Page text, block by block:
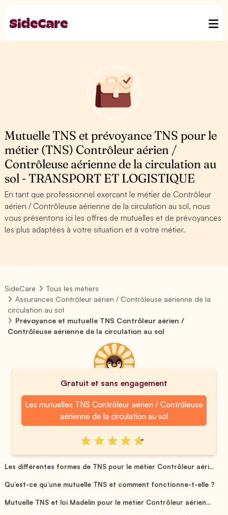
Mutuelle TNS et prévoyance TNS pour le
métier (TNS) Contrôleur aérien /
Contrôleuse aérienne de la circulation au
sol - TRANSPORT ET LOGISTIQUE
En tant que professionnel exercant le métier de Contrôleur
aérien / Contrôleuse aérienne de la circulation au sol, nous
vous présentons ici les offres de mutuelles et de prévoyances
les plus adaptées à votre situation et à votre métier.
SideCare
Tous les métiers
Assurances Contrôleur aérien / Contrôleuse aérienne de la
circulation au sol
Prévoyance et mutuelle TNS Contrôleur aérien /
Contrôleuse aérienne de la circulation au sol
Gratuit et sans engagement
Les mutuelles TNS Contrôleur aérien / Contrôleuse
aérienne de la circulation au sol
Les différentes formes de TNS pour le métier Contrôleur aéri...
Qu’est-ce qu’une mutuelle TNS et comment fonctionne-t-elle ?
Mutuelle TNS et loi Madelin pour le métier Contrôleur aérien...